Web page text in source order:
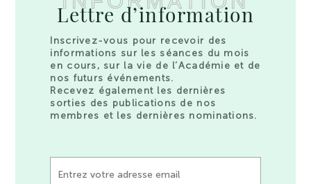
Lettre d’information
Inscrivez-vous pour recevoir des
informations sur les séances du mois
en cours, sur la vie de l’Académie et de
nos futurs événements.
Recevez également les dernières
sorties des publications de nos
membres et les dernières nominations.